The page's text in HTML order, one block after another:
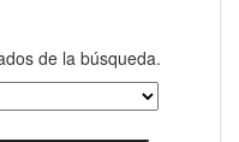
de la búsqueda.